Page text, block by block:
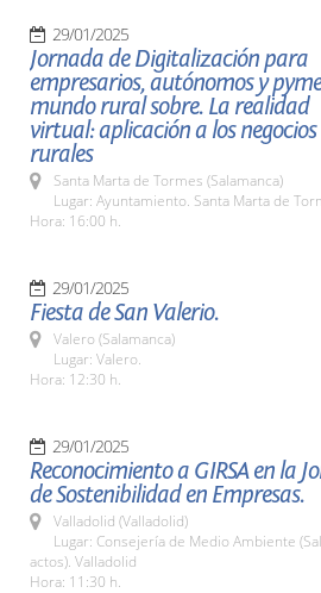
29/01/2025
Jornada de Digitalización para
empresarios, autónomos y
mundo rural sobre. La realidad
virtual: aplicación a los negocios
rurales
Santa Marta de Tormes (Salamanca)
Lugar: Ayuntamiento. Santa Marta de
Hora: 16:00 h.
29/01/2025
Fiesta de San Valerio.
Valero (Salamanca)
Lugar: Valero.
Hora: 12:30 h.
29/01/2025
Reconocimiento a GIRSA en la
de Sostenibilidad en Empresas.
Valladolid (Valladolid)
Lugar: Consejería de Medio Ambiente
actos). Valladolid
Hora: 11:30 h.